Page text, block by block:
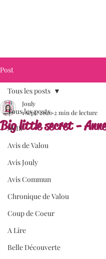
Post
Tous les posts
AVIS
Avis de Valou
Avis Jouly
Avis Commun
Chronique de Valou
Coup de Coeur
A Lire
Belle Découverte
Tous les posts
Big little secret -
Jouly
1 sept. 2020 2 min de lecture